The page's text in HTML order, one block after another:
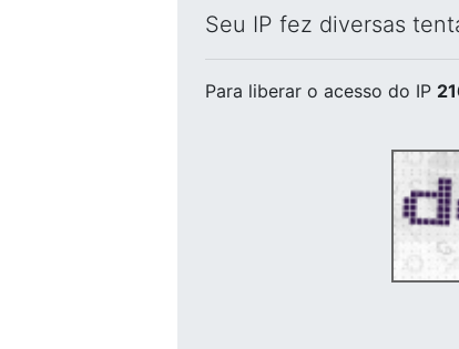
Seu IP fez diversas
Para liberar o acesso do IP